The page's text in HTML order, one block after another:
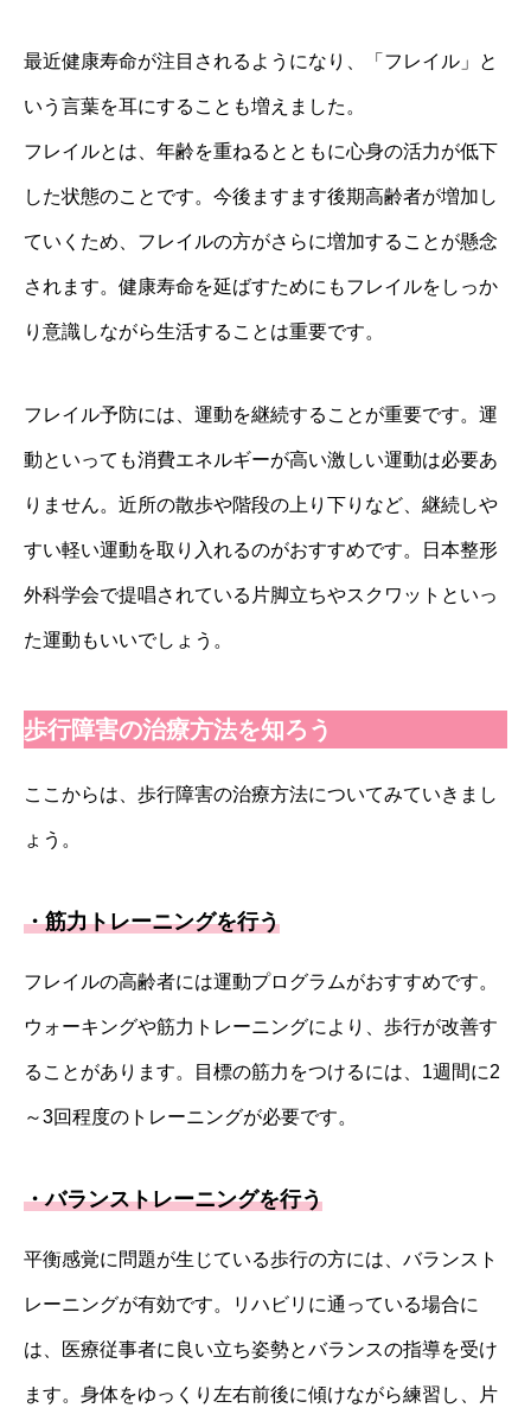
最近健康寿命が注目されるようになり、「フレイル」と
いう言葉を耳にすることも増えました。
フレイルとは、年齢を重ねるとともに心身の活力が低下
した状態のことです。今後ますます後期高齢者が増加し
ていくため、フレイルの方がさらに増加することが懸念
されます。健康寿命を延ばすためにもフレイルをしっか
り意識しながら生活することは重要です。
フレイル予防には、運動を継続することが重要です。運
動といっても消費エネルギーが高い激しい運動は必要あ
りません。近所の散歩や階段の上り下りなど、継続しや
すい軽い運動を取り入れるのがおすすめです。日本整形
外科学会で提唱されている片脚立ちやスクワットといっ
た運動もいいでしょう。
歩行障害の治療方法を知ろう
ここからは、歩行障害の治療方法についてみていきまし
ょう。
・筋力トレーニングを行う
フレイルの高齢者には運動プログラムがおすすめです。
ウォーキングや筋力トレーニングにより、歩行が改善す
ることがあります。目標の筋力をつけるには、1週間に2
～3回程度のトレーニングが必要です。
・バランストレーニングを行う
平衡感覚に問題が生じている歩行の方には、バランスト
レーニングが有効です。リハビリに通っている場合に
は、医療従事者に良い立ち姿勢とバランスの指導を受け
ます。身体をゆっくり左右前後に傾けながら練習し、片